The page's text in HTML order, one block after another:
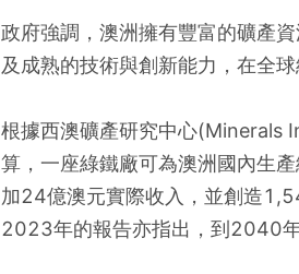
政府強調，澳洲擁有豐富的礦產
及成熟的技術與創新能力，在全
根據西澳礦產研究中心
算，一座綠鐵廠可為澳洲國內生
加24億澳元實際收入，並創造
2023年的報告亦指出，到2040